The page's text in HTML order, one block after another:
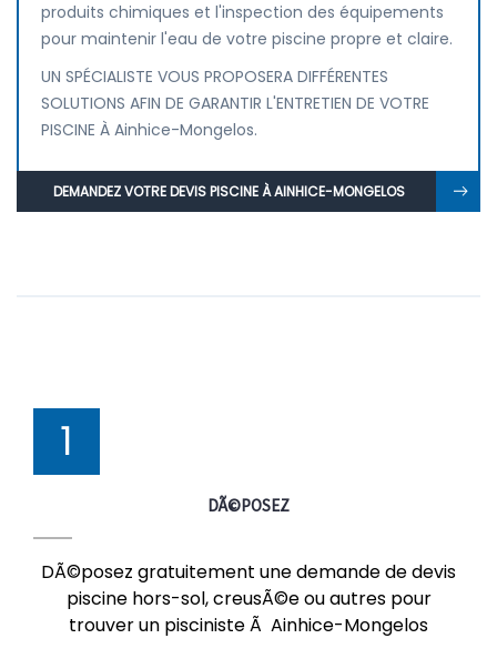
produits chimiques et l'inspection des équipements
pour maintenir l'eau de votre piscine propre et claire.
UN SPÉCIALISTE VOUS PROPOSERA DIFFÉRENTES
SOLUTIONS AFIN DE GARANTIR L'ENTRETIEN DE VOTRE
PISCINE À Ainhice-Mongelos.
DEMANDEZ VOTRE DEVIS PISCINE À AINHICE-MONGELOS
1
DÃ©POSEZ
DÃ©posez gratuitement une demande de devis
piscine hors-sol, creusÃ©e ou autres pour
trouver un pisciniste Ã Ainhice-Mongelos